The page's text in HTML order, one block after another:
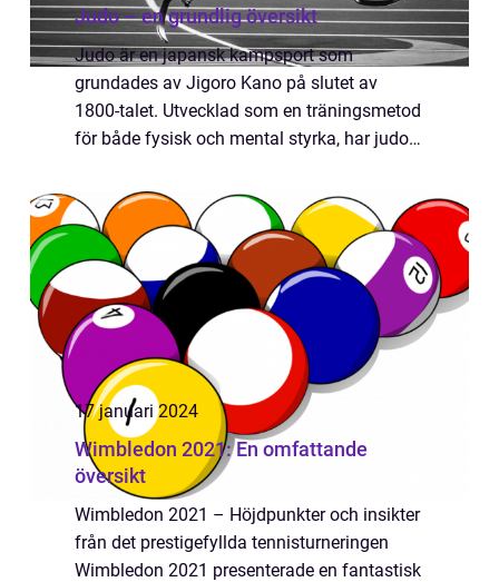
Judo – en grundlig översikt
Judo är en japansk kampsport som
grundades av Jigoro Kano på slutet av
1800-talet. Utvecklad som en träningsmetod
för både fysisk och mental styrka, har judo
blivit en populär form av självförsvar och
fysi...
17 januari 2024
Wimbledon 2021: En omfattande
översikt
Wimbledon 2021 – Höjdpunkter och insikter
från det prestigefyllda tennisturneringen
Wimbledon 2021 presenterade en fantastisk